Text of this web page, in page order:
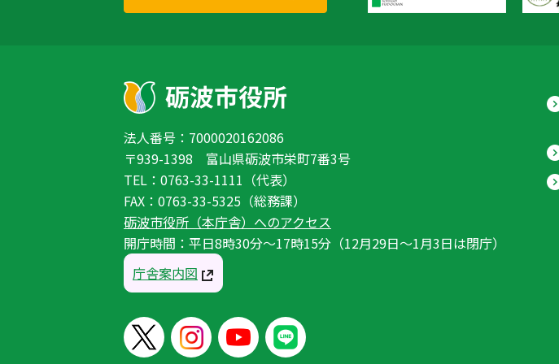
法人番号：7000020162086
〒939-1398 富山県砺波市栄町7番3号
TEL：0763-33-1111（代表）
FAX：0763-33-5325（総務課）
砺波市役所（本庁舎）へのアクセス
開庁時間：平日8時30分〜17時15分（12月29日〜1月3日は閉庁）
庁舎案内図